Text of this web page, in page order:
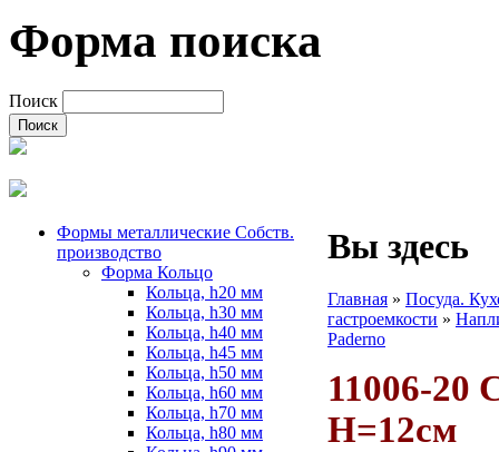
Форма поиска
Поиск
Формы металлические Собств.
производство
Форма Кольцо
Кольца, h20 мм
Кольца, h30 мм
Кольца, h40 мм
Кольца, h45 мм
Кольца, h50 мм
Кольца, h60 мм
Кольца, h70 мм
Кольца, h80 мм
Вы здесь
Главная » Посуда.
гастроемкости »
Paderno
11006-20
H=12см